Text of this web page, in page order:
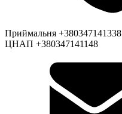
Приймальня +380347141338
ЦНАП +380347141148